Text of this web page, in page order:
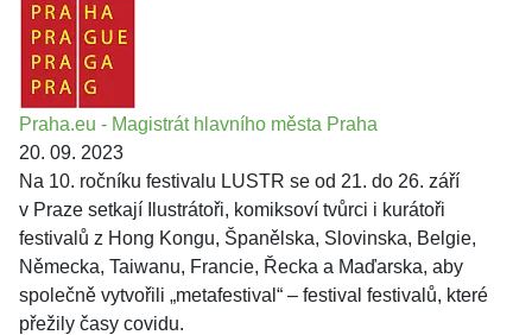
Praha.eu - Magistrát hlavního města Praha
20. 09. 2023
Na 10. ročníku festivalu LUSTR se od 21. do 26. září
v Praze setkají Ilustrátoři, komiksoví tvůrci i kurátoři
festivalů z Hong Kongu, Španělska, Slovinska, Belgie,
Německa, Taiwanu, Francie, Řecka a Maďarska, aby
společně vytvořili „metafestival“ – festival festivalů, které
přežily časy covidu.